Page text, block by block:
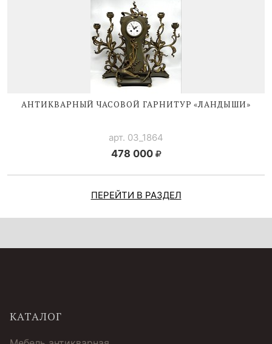
АНТИКВАРНЫЙ ЧАСОВОЙ ГАРНИТУР «ЛАНДЫШИ»
арт. 03_1864
478 000
ПЕРЕЙТИ В РАЗДЕЛ
КАТАЛОГ